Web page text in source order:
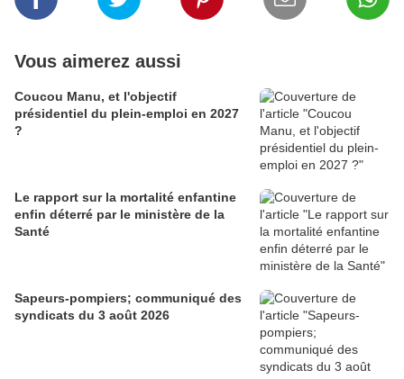
Vous aimerez aussi
Coucou Manu, et l'objectif
présidentiel du plein-emploi en 2027
?
Le rapport sur la mortalité enfantine
enfin déterré par le ministère de la
Santé
Sapeurs-pompiers; communiqué des
syndicats du 3 août 2026